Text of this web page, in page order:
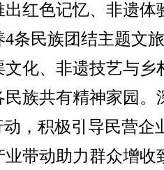
红色记忆、非遗体
条民族团结主题文
化、非遗技艺与乡
族共有精神家园。
动，积极引导民营企
带动助力群众增收